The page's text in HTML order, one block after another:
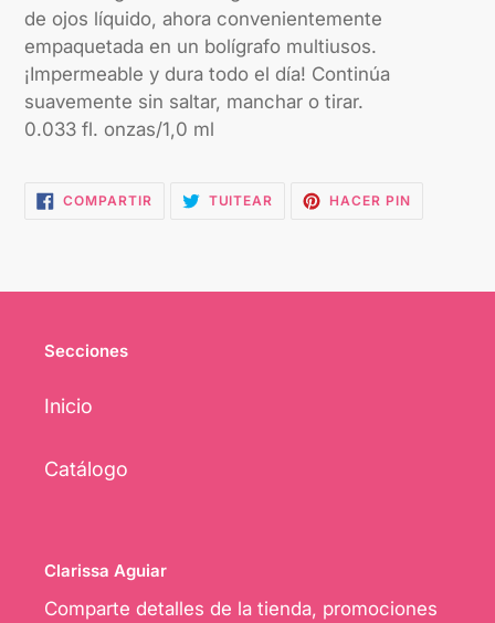
de ojos líquido, ahora convenientemente
empaquetada en un bolígrafo multiusos.
¡Impermeable y dura todo el día! Continúa
suavemente sin saltar, manchar o tirar.
0.033 fl. onzas/1,0 ml
COMPARTIRCOMPARTIR
EN
TUITEAR TUITEARHACER PINPINEAR
EN
Secciones
Inicio
Catálogo
Clarissa Aguiar
Comparte detalles de la tienda, promociones